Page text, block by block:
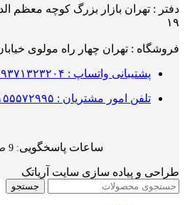
دفتر : تهران بازار بزرگ کوچه معظم
۱۹
فروشگاه : تهران چهار راه مولوی
پشتیبانی واتساپ : ۰۹۳۷۱۳۲۳۲۰۴
تلفن امور مشتریان : ۰۲۱۵۵۵۷۲۹۹۵
ساعات پاسخگویی: 9 صبح تا 5 عصر
طراحی و پیاده سازی سایت آریاتک
جستجو